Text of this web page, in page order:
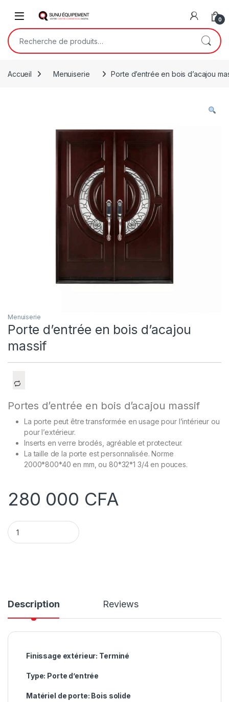
Open 0
Recherche pour :
Accueil Menuiserie Porte d’entrée en bois d’acajou
Menuiserie
Porte d’entrée en bois d’acajou
massif
Portes d’entrée en bois d’acajou massif
La porte peut être transformée en usage pour l’intérieur ou
pour l’extérieur.
Inserts en verre brodés, agréable et protecteur.
La taille de la porte est personnalisée.Norme
2000*800*40 en mm, ou 80*32*1 3/4 en pouces.
280 000 CFA
Porte d'entrée en bois d'acajou massif quantity
Description Reviews
Finissage extérieur: Terminé
Type: Porte d’entrée
Matériel de porte: Bois solide